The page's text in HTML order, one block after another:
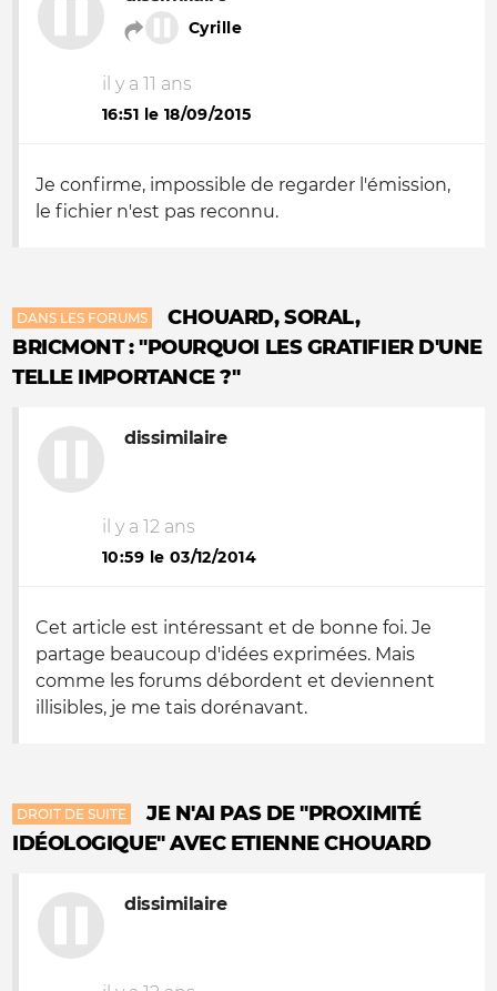
Cyrille
il y a 11 ans
16:51 le 18/09/2015
Je confirme, impossible de regarder l'émission,
le fichier n'est pas reconnu.
DANS LES FORUMS
CHOUARD, SORAL,
BRICMONT : "POURQUOI LES GRATIFIER D'UNE
TELLE IMPORTANCE ?"
dissimilaire
il y a 12 ans
10:59 le 03/12/2014
Cet article est intéressant et de bonne foi. Je
partage beaucoup d'idées exprimées. Mais
comme les forums débordent et deviennent
illisibles, je me tais dorénavant.
DROIT DE SUITE
JE N'AI PAS DE "PROXIMITÉ
IDÉOLOGIQUE" AVEC ETIENNE CHOUARD
dissimilaire